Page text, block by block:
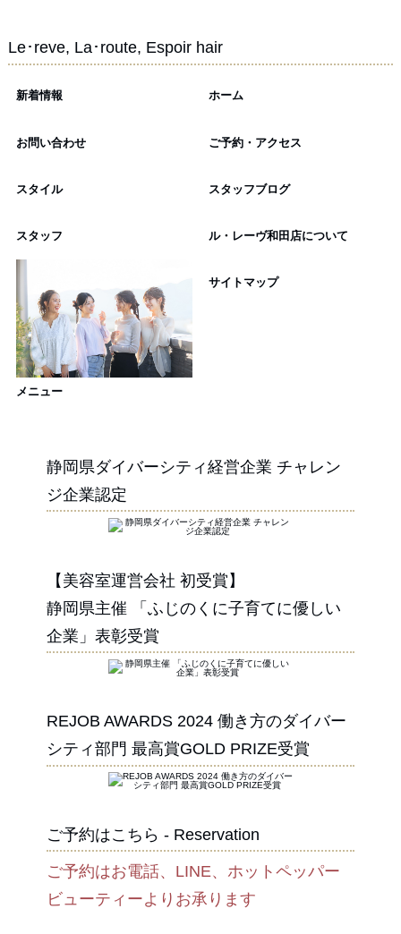
Le･reve, La･route, Espoir hair
新着情報 ホーム
お問い合わせ ご予約・アクセス
スタイル スタッフブログ
スタッフ ル・レーヴ和田店について
メニュー
サイトマップ
静岡県ダイバーシティ経営企業 チャレン
ジ企業認定
【美容室運営会社 初受賞】
静岡県主催 「ふじのくに子育てに優しい
企業」表彰受賞
REJOB AWARDS 2024 働き方のダイバー
シティ部門 最高賞GOLD PRIZE受賞
ご予約はこちら - Reservation
ご予約はお電話、LINE、ホットペッパー
ビューティーよりお承ります